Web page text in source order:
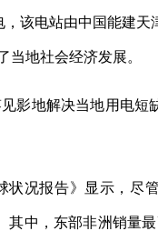
该电站由中国能建天
地社会经济发展。
影地解决当地用电短
况报告》显示，尽
其中，东部非洲销量